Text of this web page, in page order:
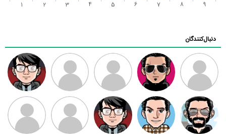
1 2 3 4 5 6 7 8 9
دنبال‌کنندگان
ممدرضا رضا کاظمی زهرا ~ ابتین
سید محمد
موسوی